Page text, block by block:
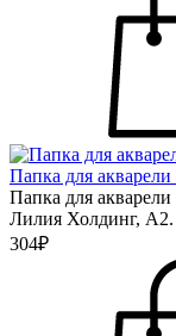
Папка для
Папка для
Лилия Холдинг, А2.
304₽